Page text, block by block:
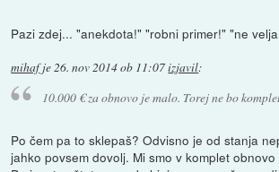
Pazi zdej... "anekdota!" "robni primer!" "ne
mihafje26. nov 2014 ob 11:07izjavil:
10.000 € za obnovo je malo. Torej ne bo
Po čem pa to sklepaš? Odvisno je od stanja
jahko povsem dovolj. Mi smo v komplet